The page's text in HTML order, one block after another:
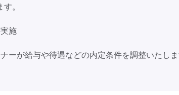
。
施
ナーが給与や待遇などの内定条件を調整いたし